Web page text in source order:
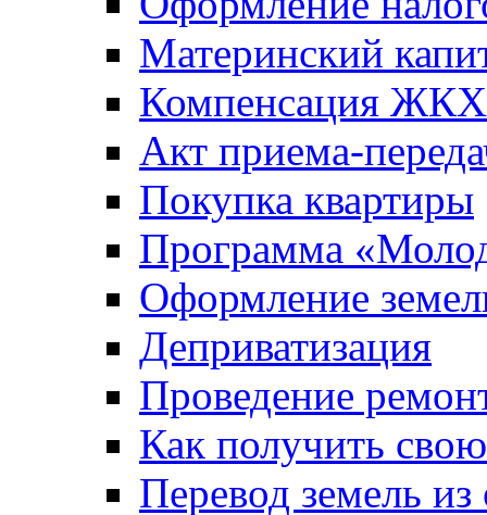
Материнский
Компенсация ЖКХ
Акт приема-
Покупка квартиры
Программа
Оформление
Деприватизация
Проведение
Как получить
Перевод земель